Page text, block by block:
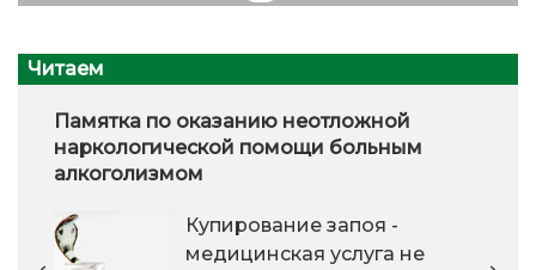
Читаем
Памятка по оказанию неотложной
наркологической помощи больным
алкоголизмом
Купирование запоя -
медицинская услуга не